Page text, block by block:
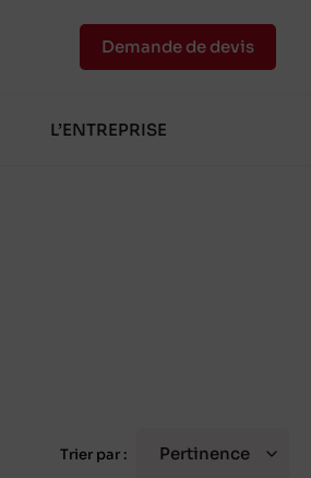
L’ENTREPRISE
Demande de devis
Trier par :